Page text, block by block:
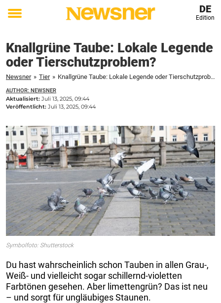
Toggle
DE
Edition
Knallgrüne Taube: Lokale Legende
oder Tierschutzproblem?
Newsner » Tier » Knallgrüne Taube: Lokale Legende oder Tierschutzproblem?
AUTHOR: NEWSNER
Aktualisiert: Juli 13, 2025, 09:44
Veröffentlicht: Juli 13, 2025, 09:44
Symbolfoto: Shutterstock
Du hast wahrscheinlich schon Tauben in allen Grau-,
Weiß- und vielleicht sogar schillernd-violetten
Farbtönen gesehen. Aber limettengrün? Das ist neu
– und sorgt für ungläubiges Staunen.